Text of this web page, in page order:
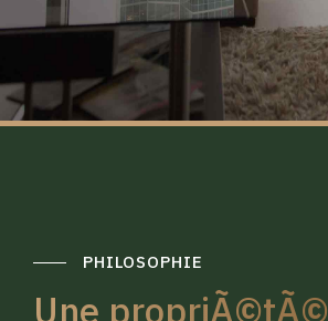
PHILOSOPHIE
Une propriÃ©tÃ©